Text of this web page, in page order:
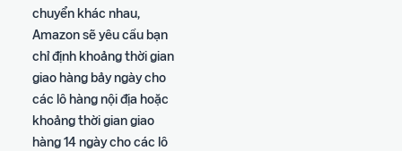
chuyển khác nhau,
Amazon sẽ yêu cầu bạn
chỉ định khoảng thời gian
giao hàng bảy ngày cho
các lô hàng nội địa hoặc
khoảng thời gian giao
hàng 14 ngày cho các lô